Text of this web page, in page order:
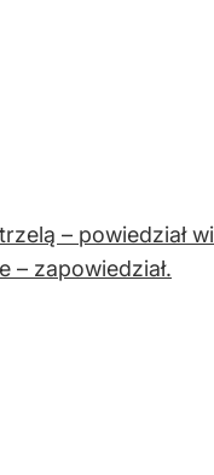
– powiedział
– zapowiedział.